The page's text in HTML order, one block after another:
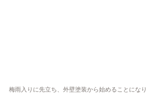
梅雨入りに先立ち、外壁塗装から始めることになり